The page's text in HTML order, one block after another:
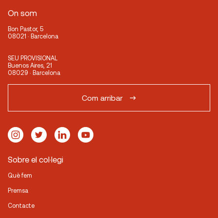
Granollers. Carrer Josep Piñol, 8
On som
Bon Pastor, 5
08021 · Barcelona
SEU PROVISIONAL
Buenos Aires, 21
08029 · Barcelona
Com arribar
Sobre el col·legi
Què fem
Premsa
Contacte